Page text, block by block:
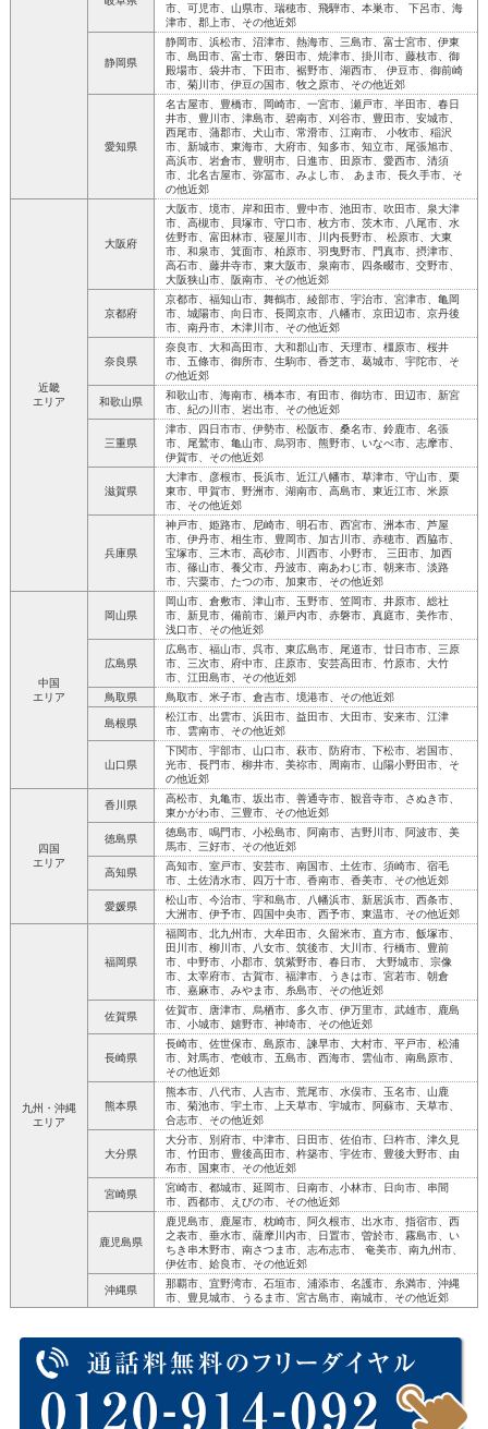
市、可児市、山県市、瑞穂市、飛騨市、本巣市、 下呂市、海
津市、郡上市、その他近郊
静岡県
静岡市、浜松市、沼津市、熱海市、三島市、富士宮市、伊東
市、島田市、富士市、磐田市、焼津市、掛川市、藤枝市、御
殿場市、袋井市、下田市、裾野市、湖西市、 伊豆市、御前崎
市、菊川市、伊豆の国市、牧之原市、その他近郊
愛知県
名古屋市、豊橋市、岡崎市、一宮市、瀬戸市、半田市、春日
井市、豊川市、津島市、碧南市、刈谷市、豊田市、安城市、
西尾市、蒲郡市、犬山市、常滑市、江南市、 小牧市、稲沢
市、新城市、東海市、大府市、知多市、知立市、尾張旭市、
高浜市、岩倉市、豊明市、日進市、田原市、愛西市、清須
市、北名古屋市、弥冨市、みよし市、 あま市、長久手市、そ
の他近郊
近畿
エリア
大阪府
大阪市、境市、岸和田市、豊中市、池田市、吹田市、泉大津
市、高槻市、貝塚市、守口市、枚方市、茨木市、八尾市、水
佐野市、富田林市、寝屋川市、川内長野市、 松原市、大東
市、和泉市、箕面市、柏原市、羽曳野市、門真市、摂津市、
高石市、藤井寺市、東大阪市、泉南市、四条畷市、交野市、
大阪狭山市、阪南市、その他近郊
京都府
京都市、福知山市、舞鶴市、綾部市、宇治市、宮津市、亀岡
市、城陽市、向日市、長岡京市、八幡市、京田辺市、京丹後
市、南丹市、木津川市、その他近郊
奈良県
奈良市、大和高田市、大和郡山市、天理市、橿原市、桜井
市、五條市、御所市、生駒市、香芝市、葛城市、宇陀市、そ
の他近郊
和歌山県
和歌山市、海南市、橋本市、有田市、御坊市、田辺市、新宮
市、紀の川市、岩出市、その他近郊
三重県
津市、四日市市、伊勢市、松阪市、桑名市、鈴鹿市、名張
市、尾鷲市、亀山市、烏羽市、熊野市、いなべ市、志摩市、
伊賀市、その他近郊
滋賀県
大津市、彦根市、長浜市、近江八幡市、草津市、守山市、栗
東市、甲賀市、野洲市、湖南市、高島市、東近江市、米原
市、その他近郊
兵庫県
神戸市、姫路市、尼崎市、明石市、西宮市、洲本市、芦屋
市、伊丹市、相生市、豊岡市、加古川市、赤穂市、西脇市、
宝塚市、三木市、高砂市、川西市、小野市、 三田市、加西
市、篠山市、養父市、丹波市、南あわじ市、朝来市、淡路
市、宍粟市、たつの市、加東市、その他近郊
中国
エリア
岡山県
岡山市、倉敷市、津山市、玉野市、笠岡市、井原市、総社
市、新見市、備前市、瀬戸内市、赤磐市、真庭市、美作市、
浅口市、その他近郊
広島県
広島市、福山市、呉市、東広島市、尾道市、廿日市市、三原
市、三次市、府中市、庄原市、安芸高田市、竹原市、大竹
市、江田島市、その他近郊
鳥取県
鳥取市、米子市、倉吉市、境港市、その他近郊
島根県
松江市、出雲市、浜田市、益田市、大田市、安来市、江津
市、雲南市、その他近郊
山口県
下関市、宇部市、山口市、萩市、防府市、下松市、岩国市、
光市、長門市、柳井市、美祢市、周南市、山陽小野田市、そ
の他近郊
四国
エリア
香川県
高松市、丸亀市、坂出市、善通寺市、観音寺市、さぬき市、
東かがわ市、三豊市、その他近郊
徳島県
徳島市、鳴門市、小松島市、阿南市、吉野川市、阿波市、美
馬市、三好市、その他近郊
高知県
高知市、室戸市、安芸市、南国市、土佐市、須崎市、宿毛
市、土佐清水市、四万十市、香南市、香美市、その他近郊
愛媛県
松山市、今治市、宇和島市、八幡浜市、新居浜市、西条市、
大洲市、伊予市、四国中央市、西予市、東温市、その他近郊
九州・沖縄
エリア
福岡県
福岡市、北九州市、大牟田市、久留米市、直方市、飯塚市、
田川市、柳川市、八女市、筑後市、大川市、行橋市、豊前
市、中野市、小郡市、筑紫野市、春日市、 大野城市、宗像
市、太宰府市、古賀市、福津市、うきは市、宮若市、朝倉
市、嘉麻市、みやま市、糸島市、その他近郊
佐賀県
佐賀市、唐津市、烏栖市、多久市、伊万里市、武雄市、鹿島
市、小城市、嬉野市、神埼市、その他近郊
長崎県
長崎市、佐世保市、島原市、諫早市、大村市、平戸市、松浦
市、対馬市、壱岐市、五島市、西海市、雲仙市、南島原市、
その他近郊
熊本県
熊本市、八代市、人吉市、荒尾市、水俣市、玉名市、山鹿
市、菊池市、宇土市、上天草市、宇城市、阿蘇市、天草市、
合志市、その他近郊
大分県
大分市、別府市、中津市、日田市、佐伯市、臼杵市、津久見
市、竹田市、豊後高田市、杵築市、宇佐市、豊後大野市、由
布市、国東市、その他近郊
宮崎県
宮崎市、都城市、延岡市、日南市、小林市、日向市、串間
市、西都市、えびの市、その他近郊
鹿児島県
鹿児島市、鹿屋市、枕崎市、阿久根市、出水市、指宿市、西
之表市、垂水市、薩摩川内市、日置市、曽於市、霧島市、い
ちき串木野市、南さつま市、志布志市、 奄美市、南九州市、
伊佐市、姶良市、その他近郊
沖縄県
那覇市、宜野湾市、石垣市、浦添市、名護市、糸満市、沖縄
市、豊見城市、うるま市、宮古島市、南城市、その他近郊